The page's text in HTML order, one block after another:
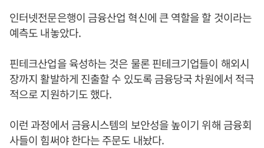
인터넷전문은행이 금융산업 혁신에 큰 역할을 할 것이라는
예측도 내놓았다.
핀테크산업을 육성하는 것은 물론 핀테크기업들이 해외시
장까지 활발하게 진출할 수 있도록 금융당국 차원에서 적극
적으로 지원하기도 했다.
이런 과정에서 금융시스템의 보안성을 높이기 위해 금융회
사들이 힘써야 한다는 주문도 내놨다.